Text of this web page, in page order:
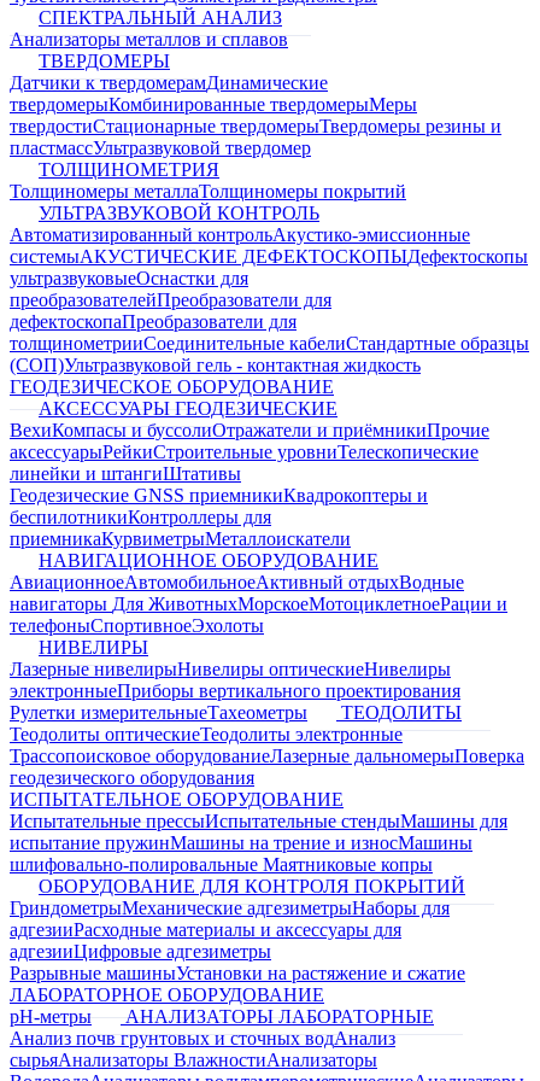
СПЕКТРАЛЬНЫЙ АНАЛИЗ
Анализаторы металлов и сплавов
ТВЕРДОМЕРЫ
Датчики к твердомерамДинамические
твердомерыКомбинированные твердомерыМеры
твердостиСтационарные твердомерыТвердомеры резины и
пластмассУльтразвуковой твердомер
ТОЛЩИНОМЕТРИЯ
Толщиномеры металлаТолщиномеры покрытий
УЛЬТРАЗВУКОВОЙ КОНТРОЛЬ
Автоматизированный контрольАкустико-эмиссионные
системыАКУСТИЧЕСКИЕ ДЕФЕКТОСКОПЫДефектоскопы
ультразвуковыеОснастки для
преобразователейПреобразователи для
дефектоскопаПреобразователи для
толщинометрииСоединительные кабелиСтандартные образцы
(СОП)Ультразвуковой гель - контактная жидкость
ГЕОДЕЗИЧЕСКОЕ ОБОРУДОВАНИЕ
АКСЕССУАРЫ ГЕОДЕЗИЧЕСКИЕ
ВехиКомпасы и буссолиОтражатели и приёмникиПрочие
аксессуарыРейкиСтроительные уровниТелескопические
линейки и штангиШтативы
Геодезические GNSS приемникиКвадрокоптеры и
беспилотникиКонтроллеры для
приемникаКурвиметрыМеталлоискатели
НАВИГАЦИОННОЕ ОБОРУДОВАНИЕ
АвиационноеАвтомобильноеАктивный отдыхВодные
навигаторы Для ЖивотныхМорскоеМотоциклетноеРации и
телефоныСпортивноеЭхолоты
НИВЕЛИРЫ
Лазерные нивелирыНивелиры оптическиеНивелиры
электронныеПриборы вертикального проектирования
Рулетки измерительныеТахеометры
ТЕОДОЛИТЫ
Теодолиты оптическиеТеодолиты электронные
Трассопоисковое оборудованиеЛазерные дальномерыПоверка
геодезического оборудования
ИСПЫТАТЕЛЬНОЕ ОБОРУДОВАНИЕ
Испытательные прессыИспытательные стендыМашины для
испытание пружинМашины на трение и износМашины
шлифовально-полировальные Маятниковые копры
ОБОРУДОВАНИЕ ДЛЯ КОНТРОЛЯ ПОКРЫТИЙ
ГриндометрыМеханические адгезиметрыНаборы для
адгезииРасходные материалы и аксессуары для
адгезииЦифровые адгезиметры
Разрывные машиныУстановки на растяжение и сжатие
ЛАБОРАТОРНОЕ ОБОРУДОВАНИЕ
pH-метры
АНАЛИЗАТОРЫ ЛАБОРАТОРНЫЕ
Анализ почв грунтовых и сточных водАнализ
сырьяАнализаторы ВлажностиАнализаторы